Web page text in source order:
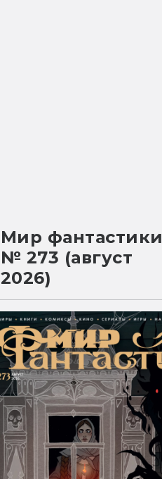
Мир фантастики
№ 273 (август
2026)